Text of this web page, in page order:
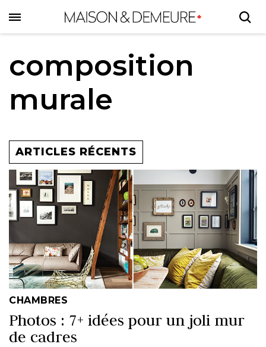
to
main
composition
murale
ARTICLES RÉCENTS
CHAMBRES
Photos : 7+ idées pour un joli mur
de cadres